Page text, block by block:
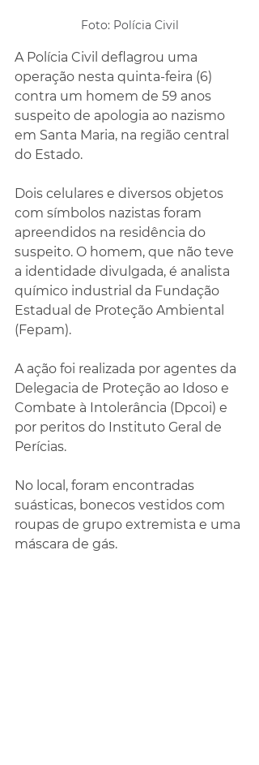
Foto: Polícia Civil
A Polícia Civil deflagrou uma
operação nesta quinta-feira (6)
contra um homem de 59 anos
suspeito de apologia ao nazismo
em Santa Maria, na região central
do Estado.
Dois celulares e diversos objetos
com símbolos nazistas foram
apreendidos na residência do
suspeito. O homem, que não teve
a identidade divulgada, é analista
químico industrial da Fundação
Estadual de Proteção Ambiental
(Fepam).
A ação foi realizada por agentes da
Delegacia de Proteção ao Idoso e
Combate à Intolerância (Dpcoi) e
por peritos do Instituto Geral de
Perícias.
No local, foram encontradas
suásticas, bonecos vestidos com
roupas de grupo extremista e uma
máscara de gás.